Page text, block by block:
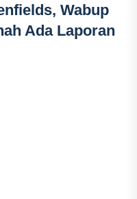
Wabup
Ada Laporan